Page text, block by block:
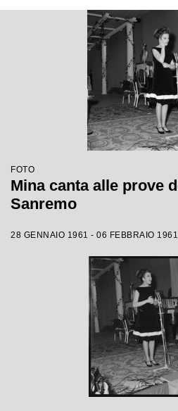
FOTO
Mina canta alle prove
Sanremo
28 GENNAIO 1961 - 06 FEBBRAIO 1961